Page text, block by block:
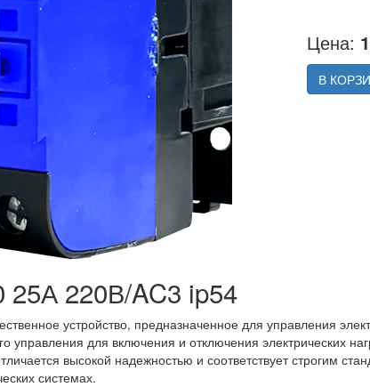
Цена:
В
25А 220В/AC3 ip54
устройство, предназначенное для управления
управления для включения и отключения электрических
высокой надежностью и соответствует строгим
системах.